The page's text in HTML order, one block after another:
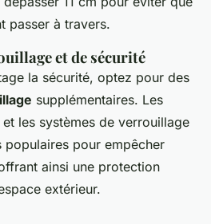
passer à travers.
et de sécurité
la sécurité, optez pour des
supplémentaires. Les
les systèmes de verrouillage
pour empêcher
ainsi une protection
extérieur.